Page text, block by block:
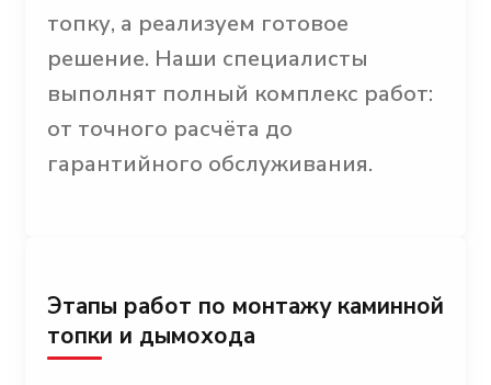
топку, а реализуем готовое
решение. Наши специалисты
выполнят полный комплекс работ:
от точного расчёта до
гарантийного обслуживания.
Этапы работ по монтажу каминной
топки и дымохода